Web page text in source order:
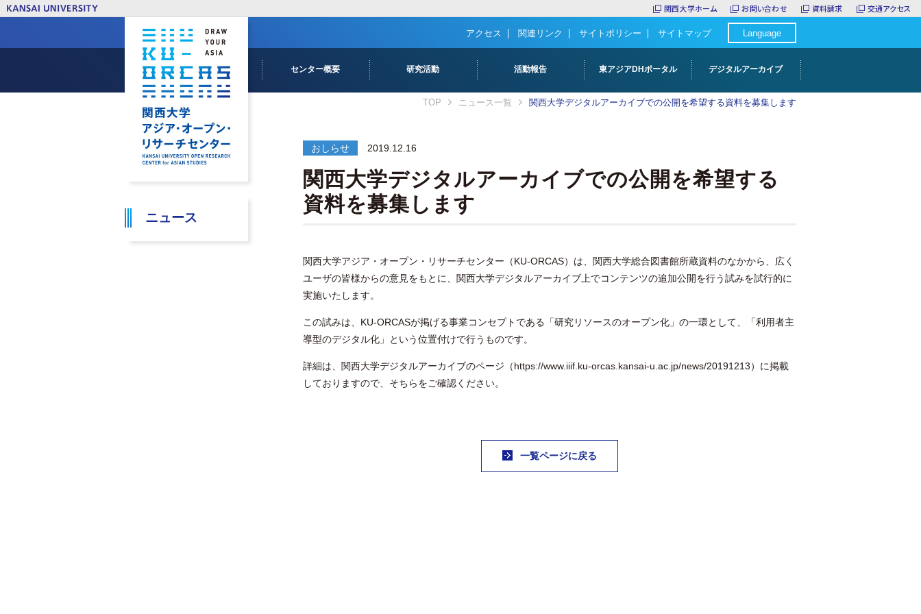
関西大学ホーム お問い合わせ 資料請求 交通アクセス
センター概要 研究活動 活動報告
活動報告
研究ダイジェスト
進捗状況報告
東アジアDHポータル デジタルアーカイブ
アクセス 関連リンク サイトポリシー サイトマップ Language
TOP ニュース一覧 関西大学デジタルアーカイブでの公開を希望する資料を募集します
ニュース
おしらせ 2019.12.16
関西大学デジタルアーカイブでの公開を希望する
資料を募集します
関西大学アジア・オープン・リサーチセンター（KU-ORCAS）は、関西大学総合図書館所蔵資料のなかから、広く
ユーザの皆様からの意見をもとに、関西大学デジタルアーカイブ上でコンテンツの追加公開を行う試みを試行的に
実施いたします。
この試みは、KU-ORCASが掲げる事業コンセプトである「研究リソースのオープン化」の一環として、「利用者主
導型のデジタル化」という位置付けで行うものです。
詳細は、関西大学デジタルアーカイブのページ（https://www.iiif.ku-orcas.kansai-u.ac.jp/news/20191213）に掲載
しておりますので、そちらをご確認ください。
一覧ページに戻る